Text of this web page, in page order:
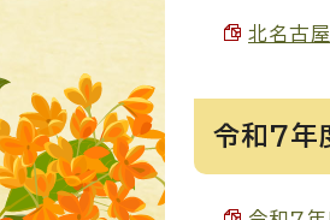
北名古
令和7年